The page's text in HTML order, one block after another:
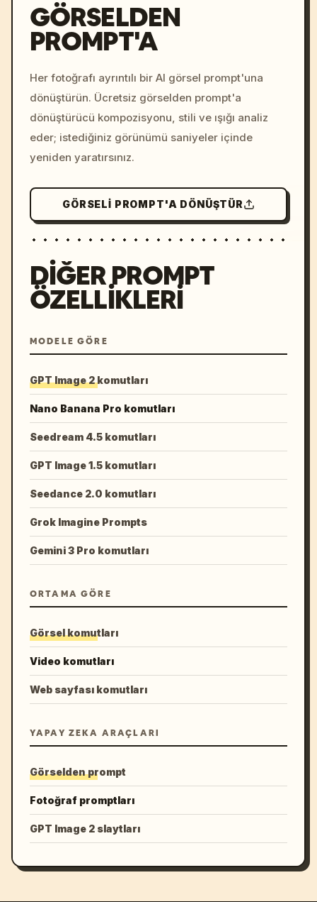
colors, 8k --v 6.0
GÖRSELDEN
PROMPT'A
Her fotoğrafı ayrıntılı bir AI görsel prompt'una
dönüştürün. Ücretsiz görselden prompt'a
dönüştürücü kompozisyonu, stili ve ışığı analiz
eder; istediğiniz görünümü saniyeler içinde
yeniden yaratırsınız.
GÖRSELI PROMPT'A DÖNÜŞTÜR
DIĞER PROMPT
ÖZELLIKLERI
MODELE GÖRE
GPT Image 2 komutları
Nano Banana Pro komutları
Seedream 4.5 komutları
GPT Image 1.5 komutları
Seedance 2.0 komutları
Grok Imagine Prompts
Gemini 3 Pro komutları
ORTAMA GÖRE
Görsel komutları
Video komutları
Web sayfası komutları
YAPAY ZEKA ARAÇLARI
Görselden prompt
Fotoğraf promptları
GPT Image 2 slaytları